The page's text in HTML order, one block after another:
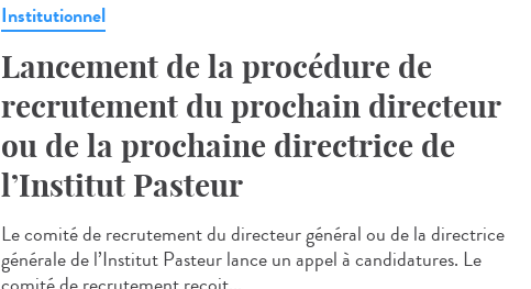
Institutionnel
Lancement de la procédure de
recrutement du prochain directeur
ou de la prochaine directrice de
l’Institut Pasteur
Le comité de recrutement du directeur général ou de la directrice
générale de l’Institut Pasteur lance un appel à candidatures. Le